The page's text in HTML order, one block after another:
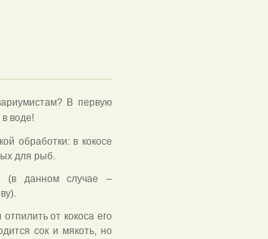
В первую
воде!
обработки: в кокосе
для рыб.
(в данном случае –
от кокоса его
сок и мякоть, но